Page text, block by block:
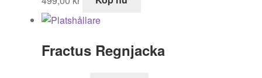
Fractus Regnjacka